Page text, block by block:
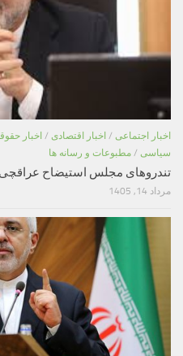
اخبار اجتماعی / اخبار اقتصادی / اخبار
سیاسی / مطبوعات و رسانه ها
تندروهای مجلس استیضاح عراقچی
مرداد 14, 1405